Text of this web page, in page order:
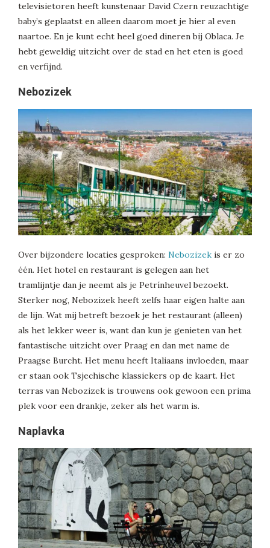
televisietoren heeft kunstenaar David Czern reuzachtige
baby’s geplaatst en alleen daarom moet je hier al even
naartoe. En je kunt echt heel goed dineren bij Oblaca. Je
hebt geweldig uitzicht over de stad en het eten is goed
en verfijnd.
Nebozizek
Over bijzondere locaties gesproken: Nebozizek is er zo
één. Het hotel en restaurant is gelegen aan het
tramlijntje dan je neemt als je Petrínheuvel bezoekt.
Sterker nog, Nebozizek heeft zelfs haar eigen halte aan
de lijn. Wat mij betreft bezoek je het restaurant (alleen)
als het lekker weer is, want dan kun je genieten van het
fantastische uitzicht over Praag en dan met name de
Praagse Burcht. Het menu heeft Italiaans invloeden, maar
er staan ook Tsjechische klassiekers op de kaart. Het
terras van Nebozizek is trouwens ook gewoon een prima
plek voor een drankje, zeker als het warm is.
Naplavka